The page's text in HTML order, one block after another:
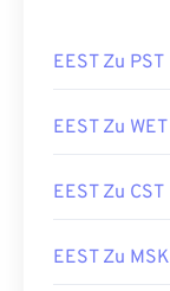
EEST Zu PST
EEST Zu WET
EEST Zu CST
EEST Zu MSK